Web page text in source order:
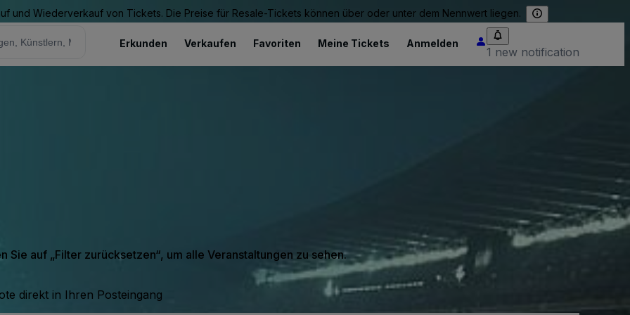
und Wiederverkauf von Tickets. Die Preise für Resale-Tickets können über oder unter dem Nennwert liegen.
Erkunden Verkaufen Favoriten Meine Tickets Anmelden
1 new notification
Sie auf „Filter zurücksetzen“, um alle Veranstaltungen zu sehen.
direkt in Ihren Posteingang